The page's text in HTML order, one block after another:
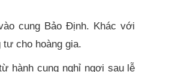
cung Bảo Định. Khác với
cho hoàng gia.
hành cung nghỉ ngơi sau lễ